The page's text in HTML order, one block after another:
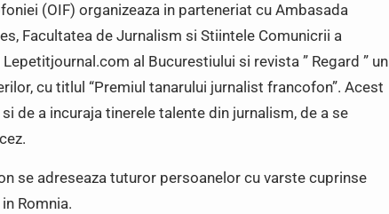
(OIF) organizeaza in parteneriat cu Ambasada
Facultatea de Jurnalism si Stiintele Comunicrii a
al Bucurestiului si revista ” Regard ” un
cu titlul “Premiul tanarului jurnalist francofon”. Acest
de a incuraja tinerele talente din jurnalism, de a se
se adreseaza tuturor persoanelor cu varste cuprinse
Romnia.